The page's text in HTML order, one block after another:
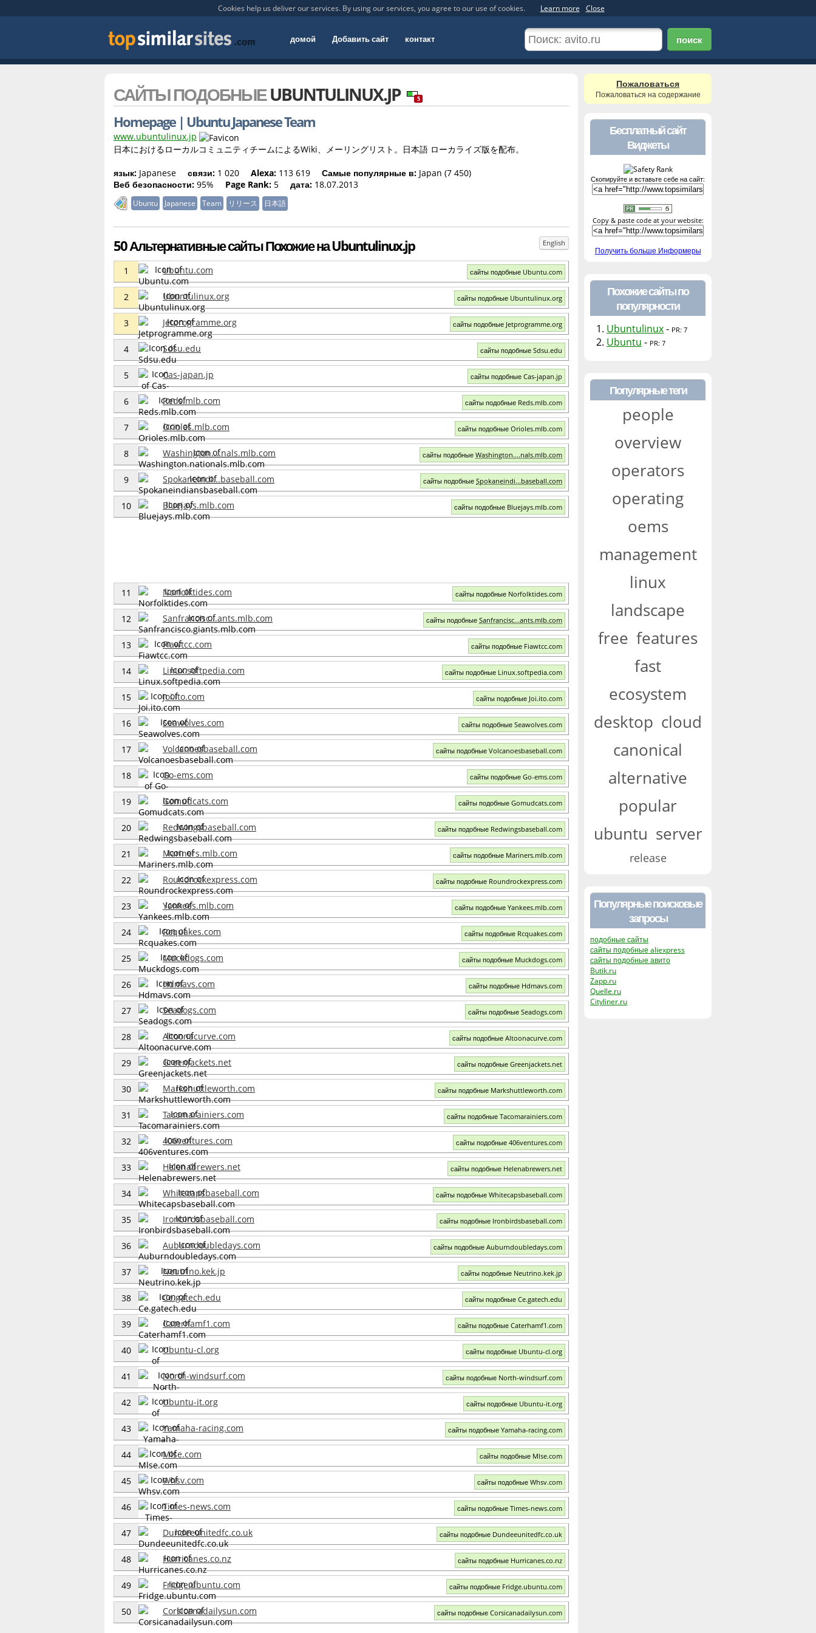
Cookies help us deliver our services. By using our services, you agree to our use of cookies. Learn more Close
домой Добавить сайт контакт поиск
САЙТЫ ПОДОБНЫЕUBUNTULINUX.JP 5
Homepage | Ubuntu Japanese Team
www.ubuntulinux.jp
日本におけるローカルコミュニティチームによるWiki、メーリングリスト。日本語 ローカライズ版を配布。
язык: Japanese связи: 1 020 Alexa: 113 619 Самые популярные в: Japan (7 450)
Веб безопасности: 95% Page Rank: 5 дата: 18.07.2013
Ubuntu Japanese Team リリース 日本語
50 Альтернативные сайты Похожие на Ubuntulinux.jp English
1 Ubuntu.com сайты подобные Ubuntu.com
2 Ubuntulinux.org сайты подобные Ubuntulinux.org
3 Jetprogramme.org сайты подобные Jetprogramme.org
4 Sdsu.edu сайты подобные Sdsu.edu
5 Cas-japan.jp сайты подобные Cas-japan.jp
6 Reds.mlb.com сайты подобные Reds.mlb.com
7 Orioles.mlb.com сайты подобные Orioles.mlb.com
8 Washington....nals.mlb.com сайты подобные Washington....nals.mlb.com
9 Spokaneindi...baseball.com сайты подобные Spokaneindi...baseball.com
10 Bluejays.mlb.com сайты подобные Bluejays.mlb.com
11 Norfolktides.com сайты подобные Norfolktides.com
12 Sanfrancisc...ants.mlb.com сайты подобные Sanfrancisc...ants.mlb.com
13 Fiawtcc.com сайты подобные Fiawtcc.com
14 Linux.softpedia.com сайты подобные Linux.softpedia.com
15 Joi.ito.com сайты подобные Joi.ito.com
16 Seawolves.com сайты подобные Seawolves.com
17 Volcanoesbaseball.com сайты подобные Volcanoesbaseball.com
18 Go-ems.com сайты подобные Go-ems.com
19 Gomudcats.com сайты подобные Gomudcats.com
20 Redwingsbaseball.com сайты подобные Redwingsbaseball.com
21 Mariners.mlb.com сайты подобные Mariners.mlb.com
22 Roundrockexpress.com сайты подобные Roundrockexpress.com
23 Yankees.mlb.com сайты подобные Yankees.mlb.com
24 Rcquakes.com сайты подобные Rcquakes.com
25 Muckdogs.com сайты подобные Muckdogs.com
26 Hdmavs.com сайты подобные Hdmavs.com
27 Seadogs.com сайты подобные Seadogs.com
28 Altoonacurve.com сайты подобные Altoonacurve.com
29 Greenjackets.net сайты подобные Greenjackets.net
30 Markshuttleworth.com сайты подобные Markshuttleworth.com
31 Tacomarainiers.com сайты подобные Tacomarainiers.com
32 406ventures.com сайты подобные 406ventures.com
33 Helenabrewers.net сайты подобные Helenabrewers.net
34 Whitecapsbaseball.com сайты подобные Whitecapsbaseball.com
35 Ironbirdsbaseball.com сайты подобные Ironbirdsbaseball.com
36 Auburndoubledays.com сайты подобные Auburndoubledays.com
37 Neutrino.kek.jp сайты подобные Neutrino.kek.jp
38 Ce.gatech.edu сайты подобные Ce.gatech.edu
39 Caterhamf1.com сайты подобные Caterhamf1.com
40 Ubuntu-cl.org сайты подобные Ubuntu-cl.org
41 North-windsurf.com сайты подобные North-windsurf.com
42 Ubuntu-it.org сайты подобные Ubuntu-it.org
43 Yamaha-racing.com сайты подобные Yamaha-racing.com
44 Mlse.com сайты подобные Mlse.com
45 Whsv.com сайты подобные Whsv.com
46 Times-news.com сайты подобные Times-news.com
47 Dundeeunitedfc.co.uk сайты подобные Dundeeunitedfc.co.uk
48 Hurricanes.co.nz сайты подобные Hurricanes.co.nz
49 Fridge.ubuntu.com сайты подобные Fridge.ubuntu.com
50 Corsicanadailysun.com сайты подобные Corsicanadailysun.com
Пожаловаться
Пожаловаться на содержание
Бесплатный сайт
Виджеты
Скопируйте и вставьте себе на сайт:
Copy & paste code at your website:
Получить больше Информеры
Похожие сайты по
популярности
1. Ubuntulinux- PR: 7
2. Ubuntu - PR: 7
Популярные теги
people
overview
operators
operating
oems
management
linux
landscape
free features
fast
ecosystem
desktop cloud
canonical
alternative
popular
ubuntu server
release
Популярные поисковые
запросы
подобные сайты
сайты подобные aliexpress
сайты подобные авито
Butik.ru
Zapp.ru
Quelle.ru
Cityliner.ru